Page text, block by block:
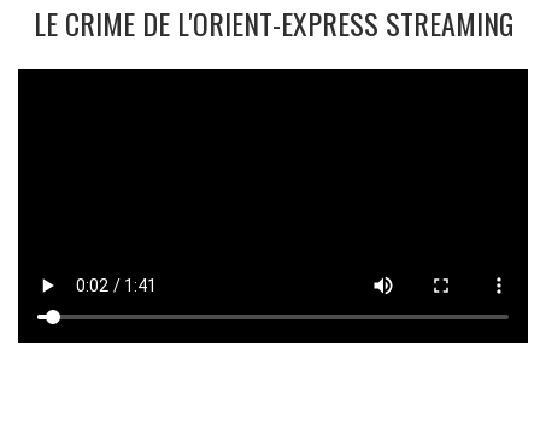
LE CRIME DE L'ORIENT-EXPRESS STREAMING